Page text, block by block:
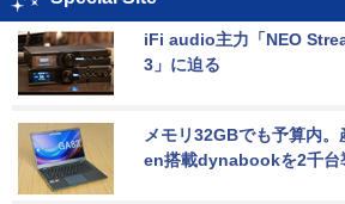
iFi audio主力「NEO
3」に迫る
メモリ32GBでも予算内
en搭載dynabookを2千台